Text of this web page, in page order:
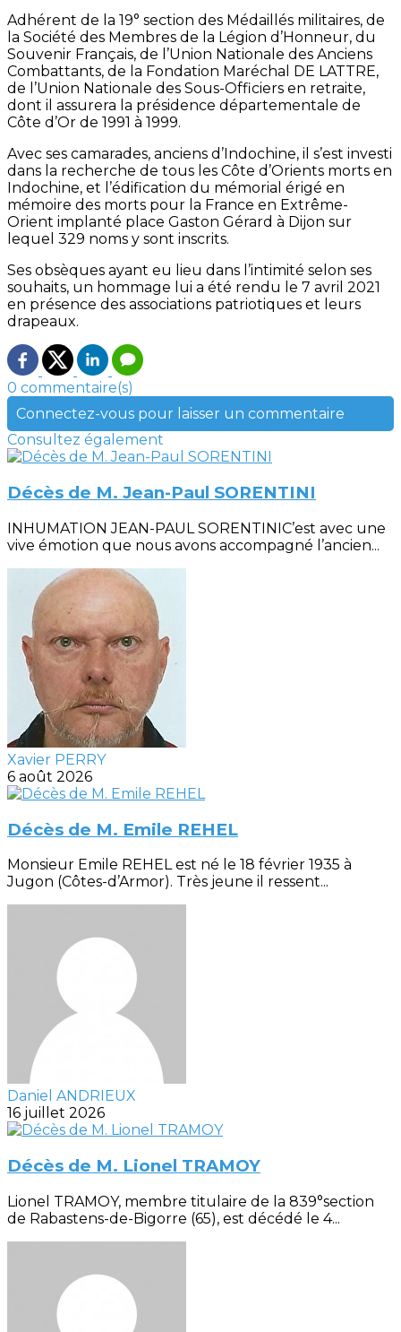
Adhérent de la 19° section des Médaillés militaires, de
la Société des Membres de la Légion d’Honneur, du
Souvenir Français, de l’Union Nationale des Anciens
Combattants, de la Fondation Maréchal DE LATTRE,
de l’Union Nationale des Sous-Officiers en retraite,
dont il assurera la présidence départementale de
Côte d’Or de 1991 à 1999.
Avec ses camarades, anciens d’Indochine, il s’est investi
dans la recherche de tous les Côte d’Orients morts en
Indochine, et l’édification du mémorial érigé en
mémoire des morts pour la France en Extrême-
Orient implanté place Gaston Gérard à Dijon sur
lequel 329 noms y sont inscrits.
Ses obsèques ayant eu lieu dans l’intimité selon ses
souhaits, un hommage lui a été rendu le 7 avril 2021
en présence des associations patriotiques et leurs
drapeaux.
0 commentaire(s)
Connectez-vous pour laisser un commentaire
Consultez également
Décès de M. Jean-Paul SORENTINI
INHUMATION JEAN-PAUL SORENTINIC’est avec une
vive émotion que nous avons accompagné l’ancien...
Xavier PERRY
6 août 2026
Décès de M. Emile REHEL
Monsieur Emile REHEL est né le 18 février 1935 à
Jugon (Côtes-d’Armor). Très jeune il ressent...
Daniel ANDRIEUX
16 juillet 2026
Décès de M. Lionel TRAMOY
Lionel TRAMOY, membre titulaire de la 839°section
de Rabastens-de-Bigorre (65), est décédé le 4...